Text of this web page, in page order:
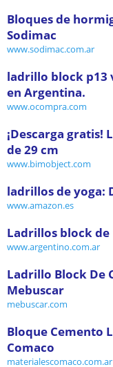
Bloques de
Sodimac
www.sodimac.com.ar
ladrillo block p13
en Argentina.
www.ocompra.com
¡Descarga
de 29 cm
www.bimobject.com
ladrillos de yoga:
www.amazon.es
Ladrillos block de
www.argentino.com.ar
Ladrillo Block De
Mebuscar
mebuscar.com
Bloque Cemento
Comaco
materialescomaco.com.ar